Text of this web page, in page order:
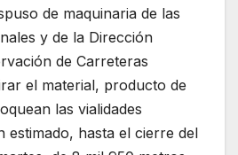
de maquinaria de las
y de la Dirección
de Carreteras
el material, producto de
las vialidades
estimado, hasta el cierre del